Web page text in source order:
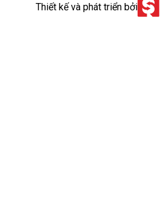
Thiết kế và phát triển bởi